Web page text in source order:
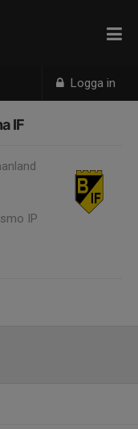
Logga in
IF
IP